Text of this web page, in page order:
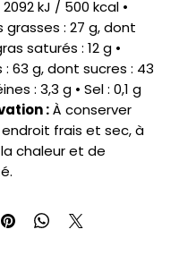
2092 kJ / 500 kcal •
grasses : 27 g, dont
saturés : 12 g •
: 63 g, dont sucres : 43
: 3,3 g • Sel : 0,1 g
:À conserver
frais et sec, à
chaleur et de